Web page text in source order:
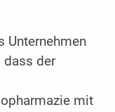
Unternehmen
dass der
mit